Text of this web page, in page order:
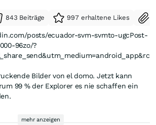
will Mining und macht alles dafür wie man
lesen konnte.
entdeckt.
🤗
843 Beiträge 997 erhaltene Likes
posts/ecuador-svm-svmto-ugcPost-
96zo/?
Bilder von el domo. Jetzt kann
Aufgabe.
mehr anzeigen